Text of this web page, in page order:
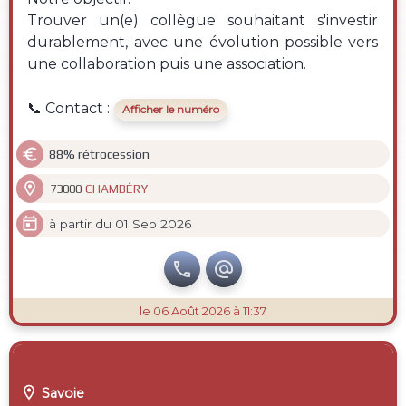
Trouver un(e) collègue souhaitant s'investir
durablement, avec une évolution possible vers
une collaboration puis une association.
📞 Contact : Afficher le numéro
 88% rétrocession
 73000 CHAMBÉRY
 à partir du 01 Sep 2026
 
le 06 Août 2026 à 11:37
 Savoie